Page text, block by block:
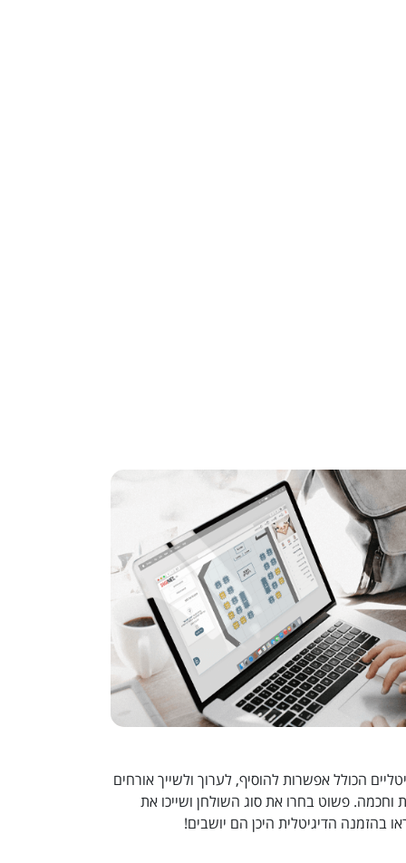
הכולל אפשרות להוסיף, לערוך ולשייך אורחים
פשוט בחרו את סוג השולחן ושייכו את
בהזמנה הדיגיטלית היכן הם יושבים!